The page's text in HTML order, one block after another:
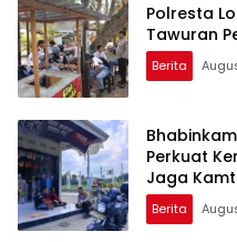
Polresta
Tawuran
Berita
Perkuat
Jaga
Berita